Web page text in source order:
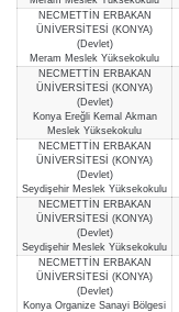
NECMETTİN ERBAKAN
ÜNİVERSİTESİ (KONYA)
(Devlet)
Meram Meslek Yüksekokulu
NECMETTİN ERBAKAN
ÜNİVERSİTESİ (KONYA)
(Devlet)
Konya Ereğli Kemal Akman
Meslek Yüksekokulu
NECMETTİN ERBAKAN
ÜNİVERSİTESİ (KONYA)
(Devlet)
Seydişehir Meslek Yüksekokulu
NECMETTİN ERBAKAN
ÜNİVERSİTESİ (KONYA)
(Devlet)
Seydişehir Meslek Yüksekokulu
NECMETTİN ERBAKAN
ÜNİVERSİTESİ (KONYA)
(Devlet)
Konya Organize Sanayi Bölgesi